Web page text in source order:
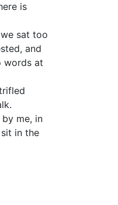
is
sat too
and
words at
me, in
in the